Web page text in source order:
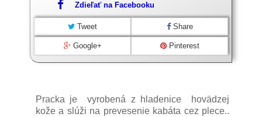
Zdieľať na Facebooku
Tweet Share
Google+ Pinterest
Pracka je vyrobená z hladenice hovädzej
kože a slúži na prevesenie kabáta cez plece..